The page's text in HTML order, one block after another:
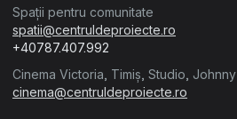
Spații pentru comunitate
spatii@centruldeproiecte.ro
+40787.407.992
Cinema Victoria, Timiș, Studio, Johnny
cinema@centruldeproiecte.ro